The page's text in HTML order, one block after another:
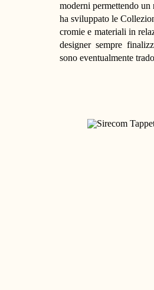
moderni permettendo
ha sviluppato le
cromie e materiali in
designer sempre
sono eventualmente